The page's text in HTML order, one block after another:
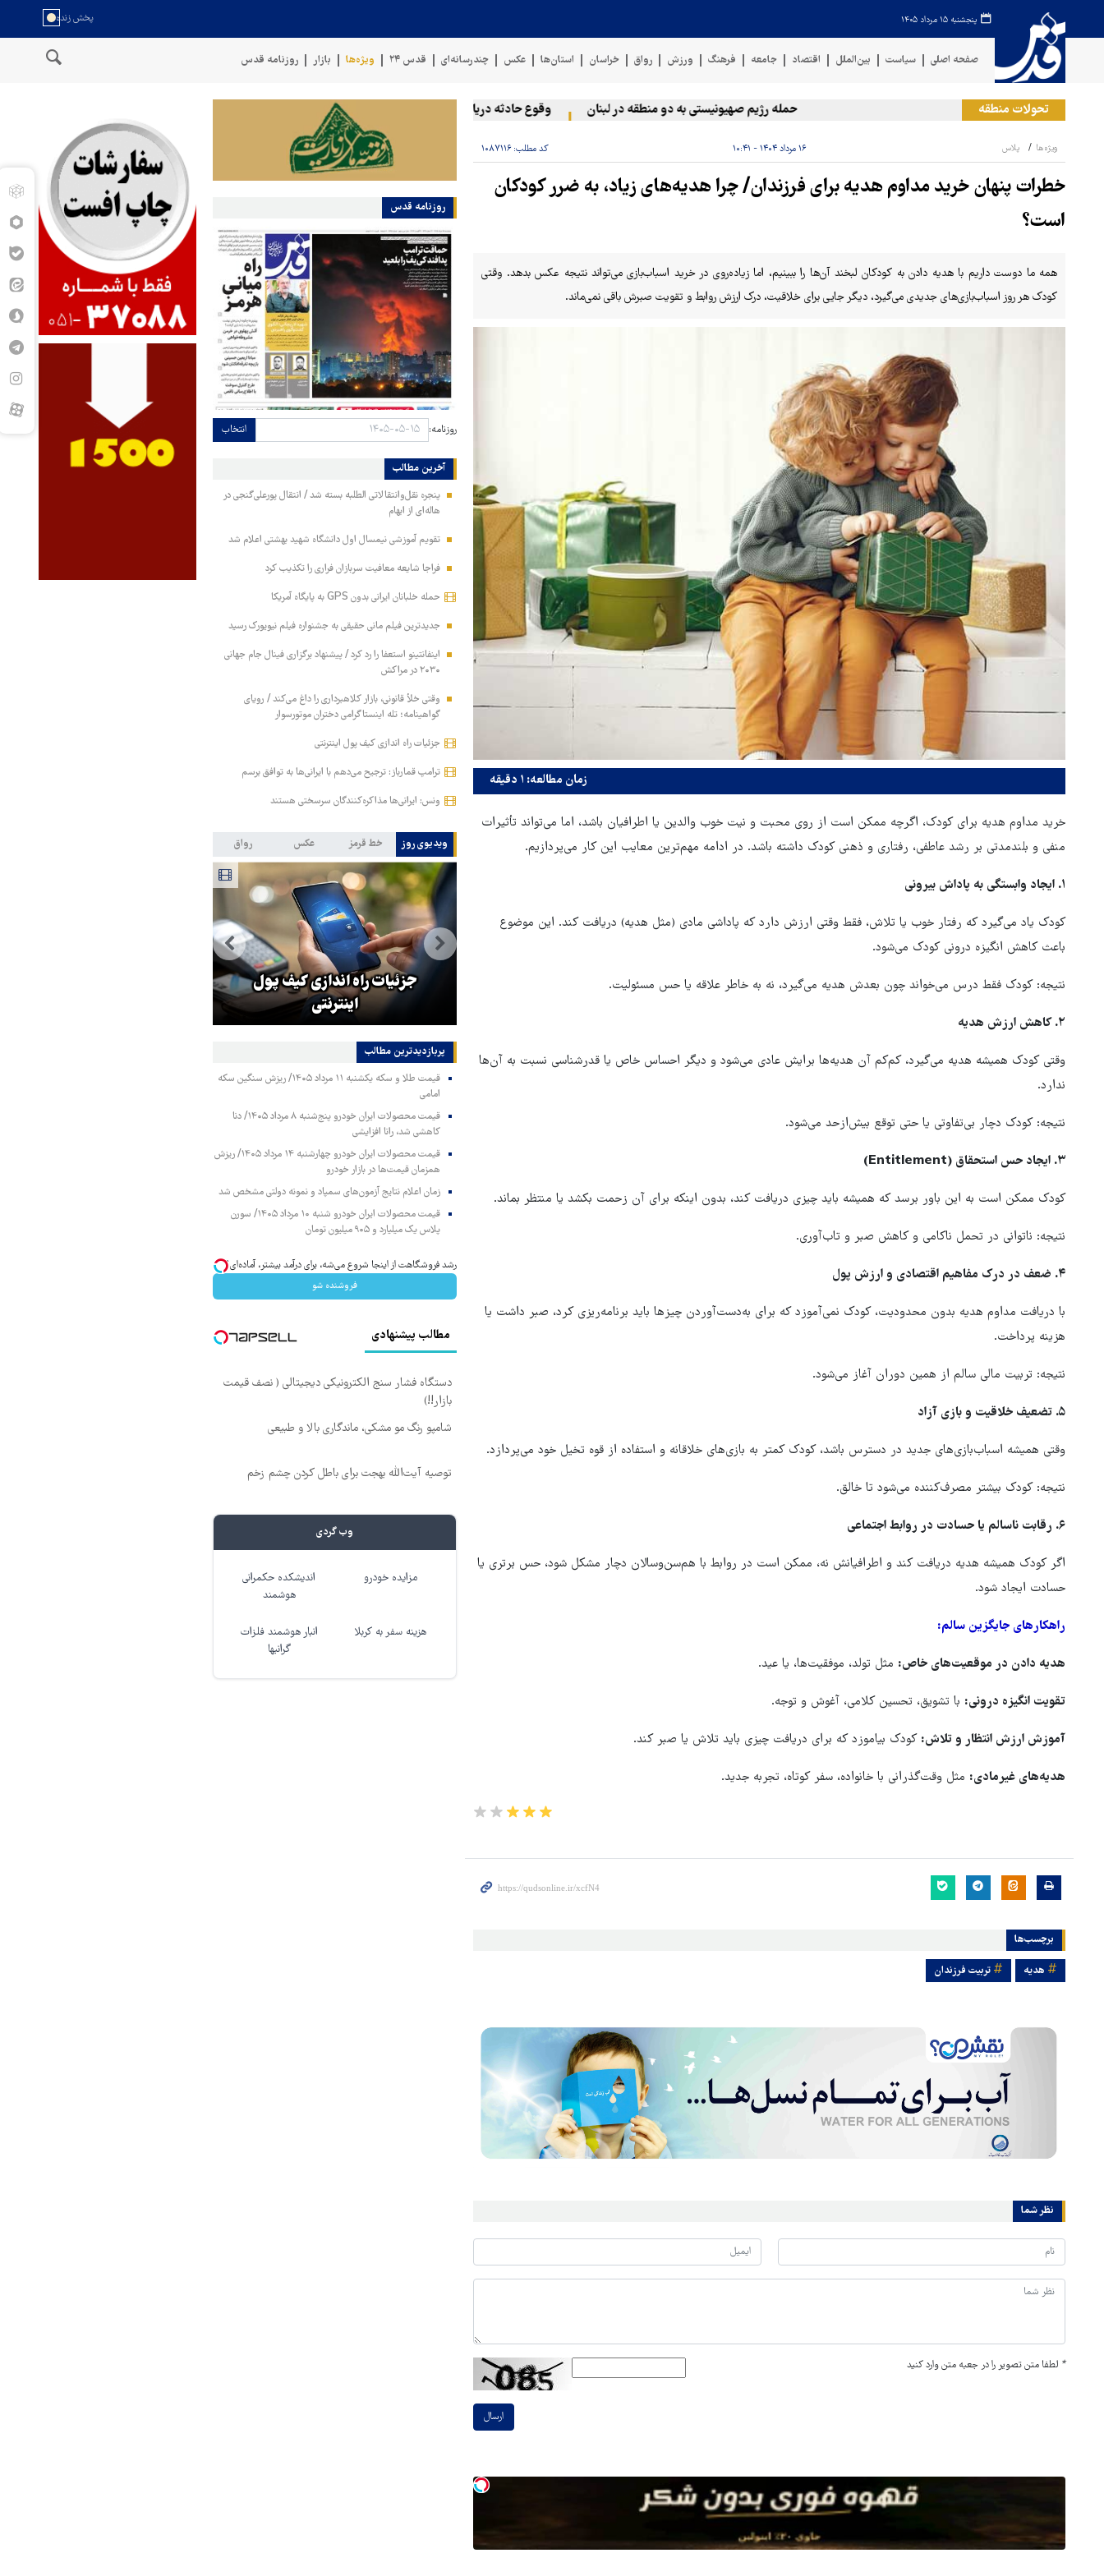
پنجشنبه ۱۵ مرداد ۱۴۰۵
صفحه اصلی سیاست بین‌الملل اقتصاد جامعه فرهنگ ورزش رواق خراسان استان‌ها عکس چندرسانه‌ای قدس ۲۴ ویژه‌ها بازار روزنامه قدس
تحولات منطقه حمله رژیم صهیونیستی به دو منطقه در لبنان وقوع حادثه دریایی در سواحل عمان سخنگوی نیروهای مسلح یمن: کشتی نفتی عربستان را با موشک بالستیک هدف
ویژه‌ها پلاس ۱۶ مرداد ۱۴۰۴ - ۱۰:۴۱ کد مطلب: ۱۰۸۷۱۱۶
خطرات پنهان خرید مداوم هدیه برای فرزندان/ چرا هدیه‌های زیاد، به ضرر کودکان
است؟
همه ‌ما دوست داریم با هدیه دادن به کودکان لبخند آن‌ها را ببینیم، اما زیاده‌روی در خرید اسباب‌بازی می‌تواند نتیجه‌ عکس بدهد. وقتی
کودک هر روز اسباب‌بازی‌های جدیدی می‌گیرد، دیگر جایی برای خلاقیت، درک ارزش روابط و تقویت صبرش باقی نمی‌ماند.
زمان مطالعه: ۱ دقیقه
خرید مداوم هدیه برای کودک، اگرچه ممکن است از روی محبت و نیت خوب والدین یا اطرافیان باشد، اما می‌تواند تأثیرات
منفی و بلندمدتی بر رشد عاطفی، رفتاری و ذهنی کودک داشته باشد. در ادامه مهم‌ترین معایب این کار می‌پردازیم.
۱. ایجاد وابستگی به پاداش بیرونی
کودک یاد می‌گیرد که رفتار خوب یا تلاش، فقط وقتی ارزش دارد که پاداشی مادی (مثل هدیه) دریافت کند. این موضوع
باعث کاهش انگیزه درونی کودک می‌شود.
نتیجه: کودک فقط درس می‌خواند چون بعدش هدیه می‌گیرد، نه به خاطر علاقه یا حس مسئولیت.
۲. کاهش ارزش هدیه
وقتی کودک همیشه هدیه می‌گیرد، کم‌کم آن هدیه‌ها برایش عادی می‌شود و دیگر احساس خاص یا قدرشناسی نسبت به آن‌ها
ندارد.
نتیجه: کودک دچار بی‌تفاوتی یا حتی توقع بیش‌ازحد می‌شود.
۳. ایجاد حس استحقاق (Entitlement)
کودک ممکن است به این باور برسد که همیشه باید چیزی دریافت کند، بدون اینکه برای آن زحمت بکشد یا منتظر بماند.
نتیجه: ناتوانی در تحمل ناکامی و کاهش صبر و تاب‌آوری.
۴. ضعف در درک مفاهیم اقتصادی و ارزش پول
با دریافت مداوم هدیه بدون محدودیت، کودک نمی‌آموزد که برای به‌دست‌آوردن چیزها باید برنامه‌ریزی کرد، صبر داشت یا
هزینه پرداخت.
نتیجه: تربیت مالی سالم از همین دوران آغاز می‌شود.
۵. تضعیف خلاقیت و بازی آزاد
وقتی همیشه اسباب‌بازی‌های جدید در دسترس باشد، کودک کمتر به بازی‌های خلاقانه و استفاده از قوه تخیل خود می‌پردازد.
نتیجه: کودک بیشتر مصرف‌کننده می‌شود تا خالق.
۶. رقابت ناسالم یا حسادت در روابط اجتماعی
اگر کودک همیشه هدیه دریافت کند و اطرافیانش نه، ممکن است در روابط با هم‌سن‌وسالان دچار مشکل شود، حس برتری یا
حسادت ایجاد شود.
راهکارهای جایگزین سالم:
هدیه دادن در موقعیت‌های خاص: مثل تولد، موفقیت‌ها، یا عید.
تقویت انگیزه درونی: با تشویق، تحسین کلامی، آغوش و توجه.
آموزش ارزش انتظار و تلاش: کودک بیاموزد که برای دریافت چیزی باید تلاش یا صبر کند.
هدیه‌های غیرمادی: مثل وقت‌گذرانی با خانواده، سفر کوتاه، تجربه جدید.
برچسب‌ها
هدیه تربیت فرزندان
نظر شما
* لطفا متن تصویر را در جعبه متن وارد کنید
ارسال
روزنامه قدس
روزنامه: انتخاب
آخرین مطالب
پنجره نقل‌وانتقالاتی الطلبه بسته شد / انتقال پورعلی‌گنجی در
هاله‌ای از ابهام
تقویم آموزشی نیمسال اول دانشگاه شهید بهشتی اعلام شد
فراجا شایعه معافیت سربازان فراری را تکذیب کرد
حمله خلبانان ایرانی بدون GPS به پایگاه آمریکا
جدیدترین فیلم مانی حقیقی به جشنواره فیلم نیویورک رسید
اینفانتینو استعفا را رد کرد / پیشنهاد برگزاری فینال جام جهانی
۲۰۳۰ در مراکش
وقتی خلأ قانونی، بازار کلاهبرداری را داغ می‌کند / رویای
گواهینامه؛ تله اینستاگرامی دختران موتورسوار
جزئیات راه اندازی کیف پول اینترنتی
ترامپ قمارباز: ترجیح می‌دهم با ایرانی‌ها به توافق برسم
ونس: ایرانی‌ها مذاکره‌کنندگان سرسختی هستند
ویدیوی روز خط قرمز عکس رواق
ترامپ قمارباز: ترجیح می‌دهم با
جزئیات راه اندازی کیف پول
اینترنتی
پربازدیدترین‌ مطالب
قیمت طلا و سکه یکشنبه ۱۱ مرداد ۱۴۰۵/ ریزش سنگین سکه
امامی
قیمت محصولات ایران خودرو پنج‌شنبه ۸ مرداد ۱۴۰۵/ دنا
کاهشی شد، رانا افزایشی
قیمت محصولات ایران خودرو چهارشنبه ۱۴ مرداد ۱۴۰۵/ ریزش
همزمان قیمت‌ها در بازار خودرو
زمان اعلام نتایج آزمون‌های سمپاد و نمونه دولتی مشخص شد
قیمت محصولات ایران خودرو شنبه ۱۰ مرداد ۱۴۰۵/ سورن
پلاس یک میلیارد و ۹۰۵ میلیون تومان
رشد فروشگاهت از اینجا شروع می‌شه، برای درآمد بیشتر، آماده‌ای؟
فروشنده شو
مطالب پیشنهادی
دستگاه فشار سنج الکترونیکی دیجیتالی ( نصف قیمت
بازار!!)
شامپو رنگ مو مشکی، ماندگاری بالا و طبیعی
توصیه آیت‌الله بهجت برای باطل کردن چشم زخم
وب گردی
مزایده خودرو
اندیشکده حکمرانی
هوشمند
هزینه سفر به کربلا
انبار هوشمند فلزات
گرانبها